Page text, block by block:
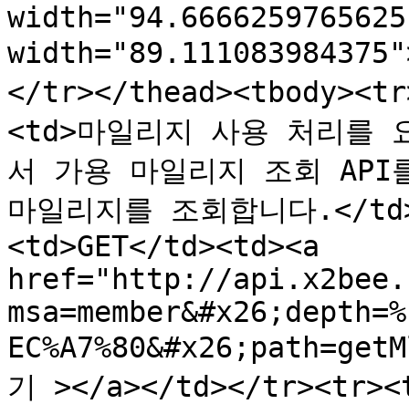
</tr></
<td>마일리지 사용 처리를
서 가용 마일리지 조회 API
마일리지를 조회합니다.</
<td>GET</td><td><a
href="http://
기 ></a></td></